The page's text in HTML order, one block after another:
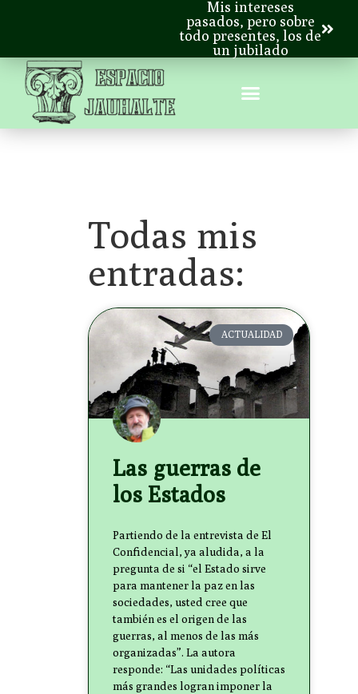
Mis intereses
pasados, pero sobre
todo presentes, los de
un jubilado
Todas mis
entradas:
ACTUALIDAD
Las guerras de
los Estados
Partiendo de la entrevista de El
Confidencial, ya aludida, a la
pregunta de si “el Estado sirve
para mantener la paz en las
sociedades, usted cree que
también es el origen de las
guerras, al menos de las más
organizadas”. La autora
responde: “Las unidades políticas
más grandes logran imponer la